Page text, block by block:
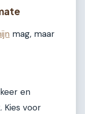
mag, maar
en
Kies voor